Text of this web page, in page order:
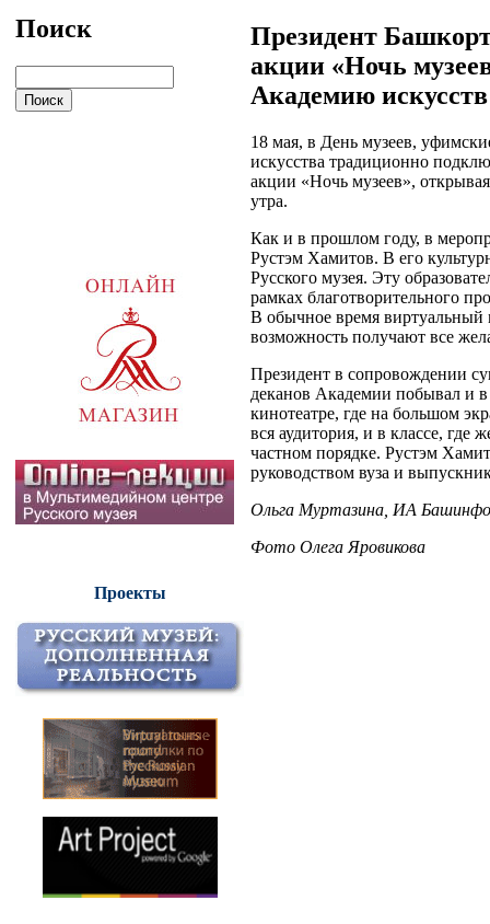
Поиск
Проекты
Президент
акции «Ночь
Академию искусств
18 мая, в День музеев,
искусства традиционно
акции «Ночь музеев»,
утра.
Как и в прошлом году, в
Рустэм Хамитов. В его
Русского музея. Эту
рамках благотворительного
В обычное время виртуальный
возможность получают все
Президент в сопровождении
деканов Академии побывал и
кинотеатре, где на большом
вся аудитория, и в классе, где
частном порядке. Рустэм
руководством вуза и
Ольга Муртазина, ИА
Фото Олега Яровикова